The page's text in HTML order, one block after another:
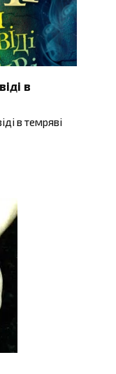
в
в темряві